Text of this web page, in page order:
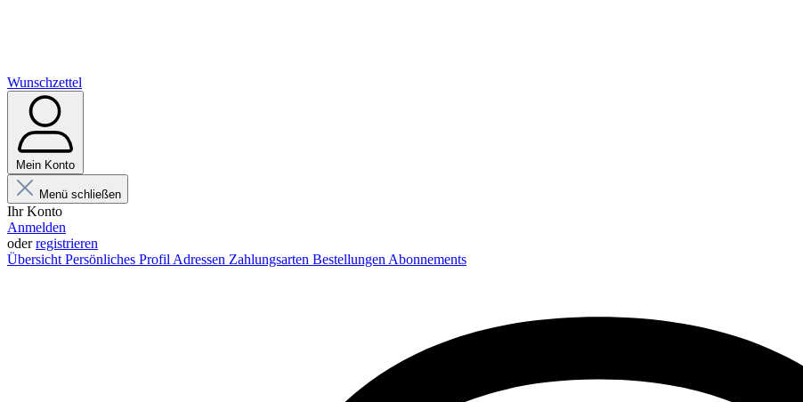
Wunschzettel
Mein Konto
Menü schließen
Ihr Konto
Anmelden
oderregistrieren
Übersicht Persönliches Profil Adressen Zahlungsarten Bestellungen Abonnements